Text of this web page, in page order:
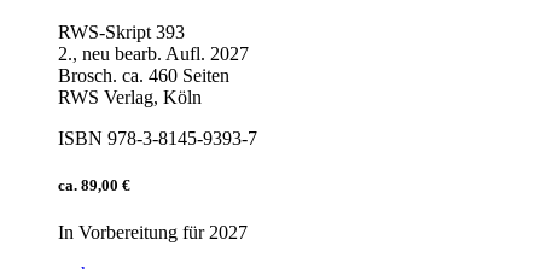
RWS-Skript 393
2., neu bearb. Aufl. 2027
Brosch. ca. 460 Seiten
RWS Verlag, Köln
ISBN 978-3-8145-9393-7
ca. 89,00 €
In Vorbereitung für 2027